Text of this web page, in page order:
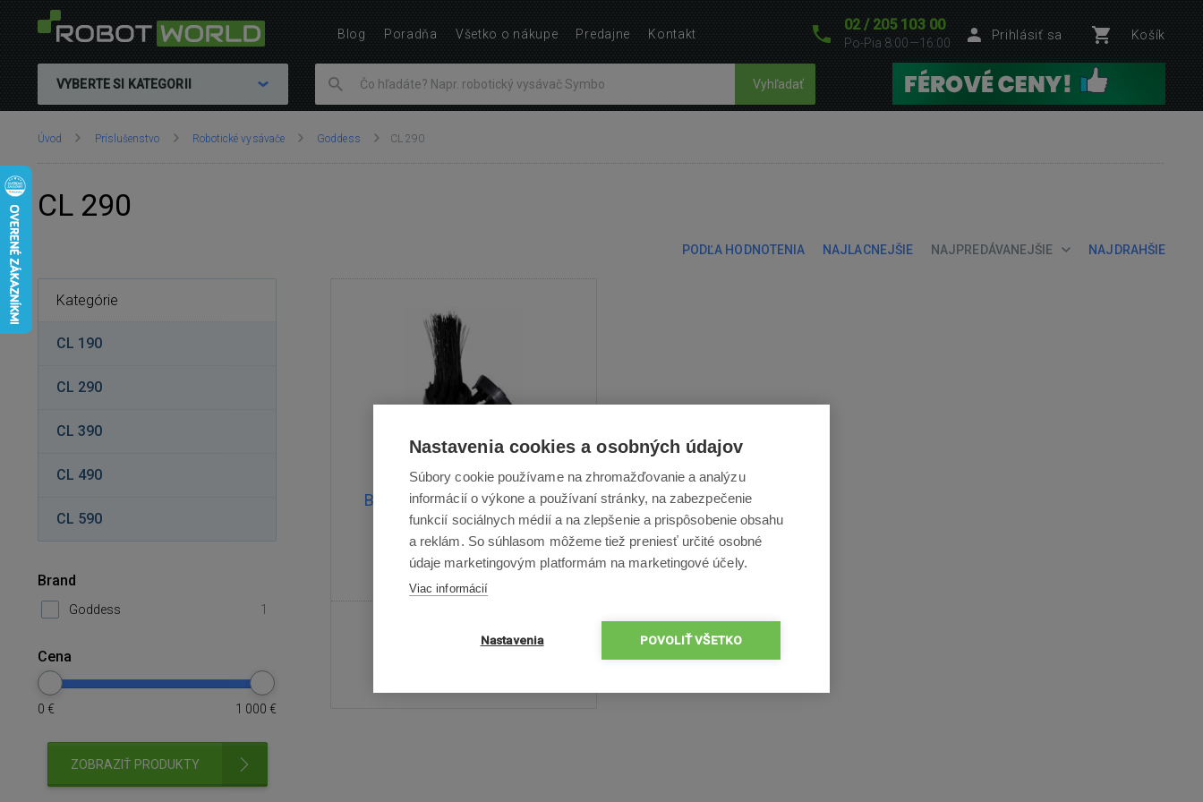
02 / 205 103 00
Po-Pia 8:00—16:00
Prihlásiť sa Košík
VYBERTE SI KATEGORII Vyhľadať
Nachádzate
Úvod Príslušenstvo Robotické vysávače Goddess CL 290
CL 290
PODĽA HODNOTENIA NAJLACNEJŠIE NAJPREDÁVANEJŠIE NAJDRAHŠIE
Bočná kefa Goddess CL190,
CL290, CL390x
5,90 €
Kategórie
CL 190
CL 290
CL 390
CL 490
CL 590
Brand
Goddess 1
Cena
0 € 1 000 €
ZOBRAZIŤ PRODUKTY
Blog Poradňa Všetko o nákupe Predajne Kontakt
Nastavenia cookies a osobných údajov
Súbory cookie používame na zhromažďovanie a analýzu
informácií o výkone a používaní stránky, na zabezpečenie
funkcií sociálnych médií a na zlepšenie a prispôsobenie obsahu
a reklám. So súhlasom môžeme tiež preniesť určité osobné
údaje marketingovým platformám na marketingové účely.
Viac informácií
Nastavenia POVOLIŤ VŠETKO